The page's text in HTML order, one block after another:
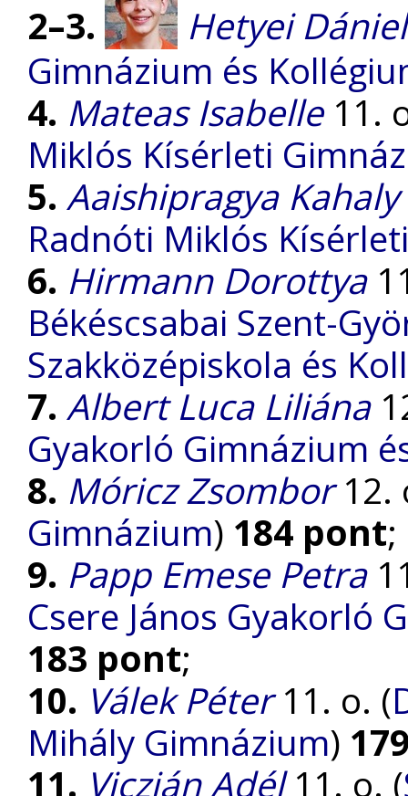
2–3.
Hetyei Dániel
Gimnázium és
4. Mateas Isabelle11.
Miklós Kísérleti
5. Aaishipragya Kahaly
Radnóti Miklós
6. Hirmann Dorottya
Békéscsabai Szent-
Szakközépiskola és
7. Albert Luca Liliána
Gyakorló Gimnázium
8. Móricz Zsombor12.
Gimnázium) 184 pont;
9. Papp Emese Petra
Csere János Gyakorló
183 pont;
10. Válek Péter11. o. (
Mihály Gimnázium)
11. Viczián Adél11. o. (